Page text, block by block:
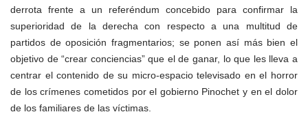
derrota frente a un referéndum concebido para confirmar la
superioridad de la derecha con respecto a una multitud de
partidos de oposición fragmentarios; se ponen así más bien el
objetivo de “crear conciencias” que el de ganar, lo que les lleva a
centrar el contenido de su micro-espacio televisado en el horror
de los crímenes cometidos por el gobierno Pinochet y en el dolor
de los familiares de las víctimas.